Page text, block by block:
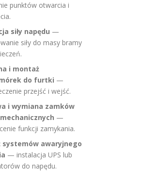
punktów otwarcia i
siły napędu —
siły do masy bramy
i montaż
do furtki —
przejść i wejść.
i wymiana zamków
—
funkcji zamykania.
systemów awaryjnego
— instalacja UPS lub
do napędu.